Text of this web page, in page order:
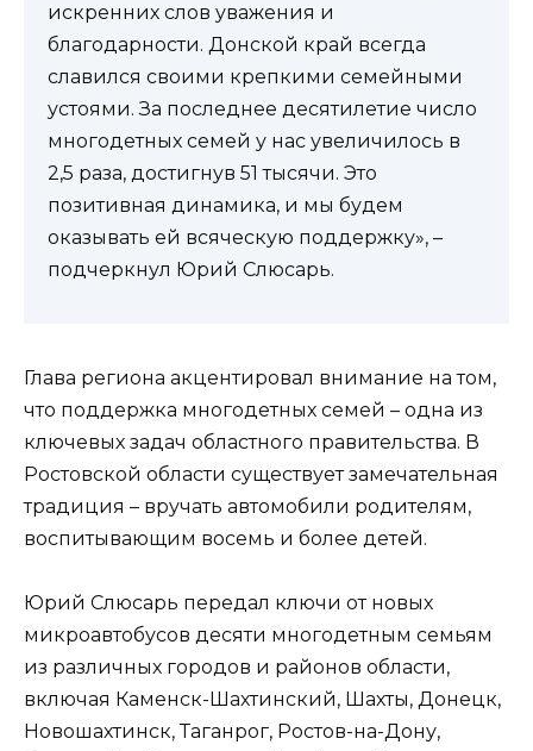
искренних слов уважения и
благодарности. Донской край всегда
славился своими крепкими семейными
устоями. За последнее десятилетие число
многодетных семей у нас увеличилось в
2,5 раза, достигнув 51 тысячи. Это
позитивная динамика, и мы будем
оказывать ей всяческую поддержку», –
подчеркнул Юрий Слюсарь.
Глава региона акцентировал внимание на том,
что поддержка многодетных семей – одна из
ключевых задач областного правительства. В
Ростовской области существует замечательная
традиция – вручать автомобили родителям,
воспитывающим восемь и более детей.
Юрий Слюсарь передал ключи от новых
микроавтобусов десяти многодетным семьям
из различных городов и районов области,
включая Каменск-Шахтинский, Шахты, Донецк,
Новошахтинск, Таганрог, Ростов-на-Дону,